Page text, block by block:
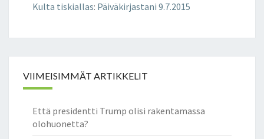
Kulta tiskiallas: Päiväkirjastani 9.7.2015
VIIMEISIMMÄT ARTIKKELIT
Että presidentti Trump olisi rakentamassa
olohuonetta?